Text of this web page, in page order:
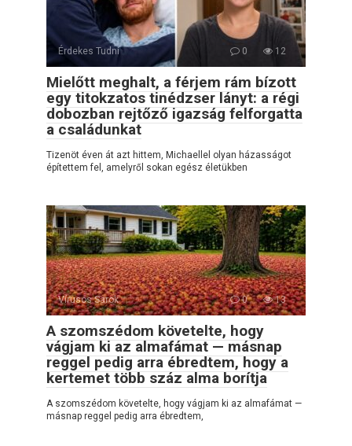
Érdekes Tudni 0 12
Mielőtt meghalt, a férjem rám bízott
egy titokzatos tinédzser lányt: a régi
dobozban rejtőző igazság felforgatta
a családunkat
Tizenöt éven át azt hittem, Michaellel olyan házasságot
építettem fel, amelyről sokan egész életükben
Vírusos Sarok 0 13
A szomszédom követelte, hogy
vágjam ki az almafámat — másnap
reggel pedig arra ébredtem, hogy a
kertemet több száz alma borítja
A szomszédom követelte, hogy vágjam ki az almafámat —
másnap reggel pedig arra ébredtem,